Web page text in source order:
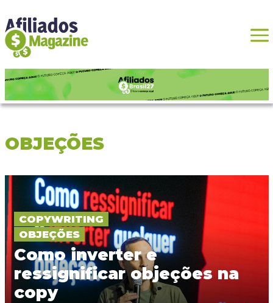
OBJEÇÕES
COPYWRITING
OBJEÇÕES
Como inverter e
ressignificar objeções na
copy